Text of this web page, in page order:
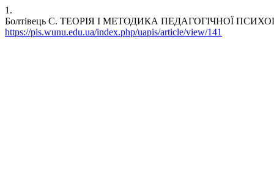
1.
Болтівець С. ТЕОРІЯ І МЕТОДИКА ПЕДАГОГІЧНОЇ
https://pis.wunu.edu.ua/index.php/uapis/article/view/141